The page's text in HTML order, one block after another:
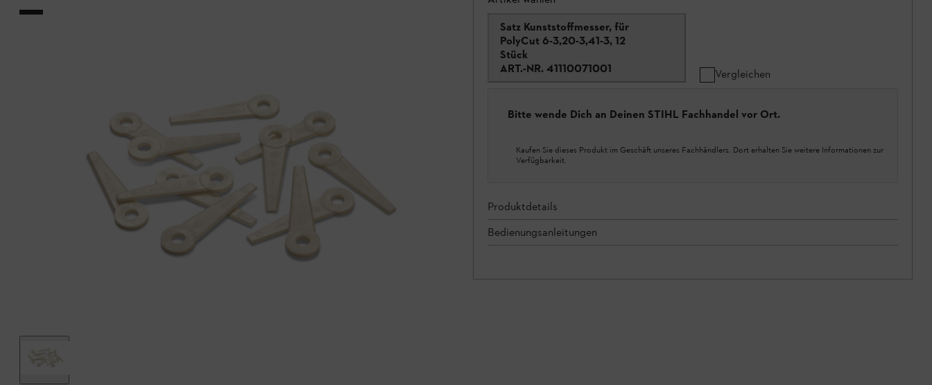
Satz Kunststoffmesser, für
PolyCut 6-3,20-3,41-3, 12
Stück
ART.-NR. 41110071001 Vergleichen
Bitte wende Dich an Deinen STIHL Fachhandel vor Ort.
Kaufen Sie dieses Produkt im Geschäft unseres Fachhändlers. Dort erhalten Sie weitere Informationen zur
Verfügbarkeit.
Produktdetails
Bedienungsanleitungen